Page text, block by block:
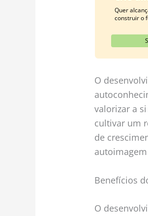
Quer
construir o
O
valorizar a
cultivar um
de
Benefícios
O